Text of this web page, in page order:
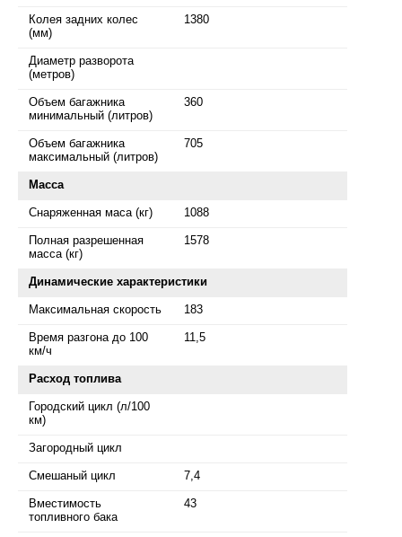
Колея задних колес
(мм)
1380
Диаметр разворота
(метров)
Объем багажника
минимальный (литров)
360
Объем багажника
максимальный (литров)
705
Масса
Снаряженная маса (кг) 1088
Полная разрешенная
масса (кг)
1578
Динамические характеристики
Максимальная скорость 183
Время разгона до 100
км/ч
11,5
Расход топлива
Городский цикл (л/100
км)
Загородный цикл
Смешаный цикл 7,4
Вместимость
топливного бака
43